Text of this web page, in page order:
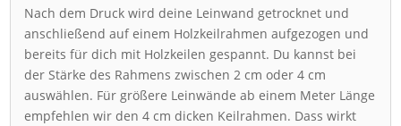
Nach dem Druck wird deine Leinwand getrocknet und
anschließend auf einem Holzkeilrahmen aufgezogen und
bereits für dich mit Holzkeilen gespannt. Du kannst bei
der Stärke des Rahmens zwischen 2 cm oder 4 cm
auswählen. Für größere Leinwände ab einem Meter Länge
empfehlen wir den 4 cm dicken Keilrahmen. Dass wirkt